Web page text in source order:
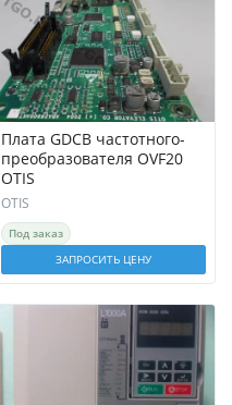
Плата GDCB частотного-
преобразователя OVF20
OTIS
OTIS
Под заказ
ЗАПРОСИТЬ ЦЕНУ